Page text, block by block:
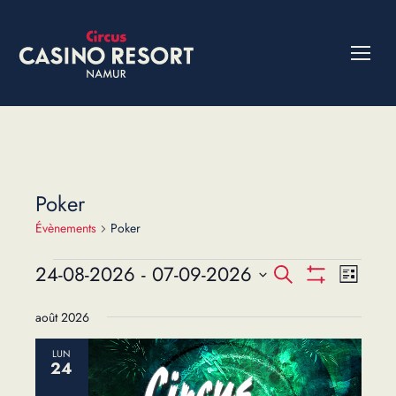
Poker
Évènements Poker
Évènements
Recherche
navigation
de
Recherche Liste
24-08-2026 - 07-09-2026
une
date.
août 2026
LUN
24